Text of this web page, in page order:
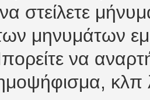
στείλετε
μηνυμάτων
να
κλπ